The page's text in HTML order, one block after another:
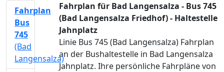
Fahrplan für Bad Langensalza - Bus 745
(Bad Langensalza Friedhof) - Haltestelle
Jahnplatz
Linie Bus 745 (Bad Langensalza) Fahrplan
an der Bushaltestelle in Bad Langensalza
Jahnplatz. Ihre persönliche Fahrpläne von
Fahrplan
Bus
745
(Bad
Langensalza)